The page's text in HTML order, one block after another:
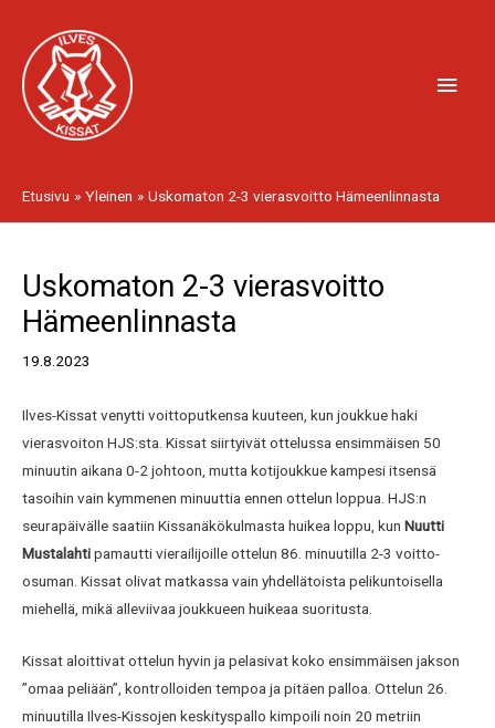
sisältöön
Etusivu Yleinen Uskomaton 2-3 vierasvoitto Hämeenlinnasta
Uskomaton 2-3 vierasvoitto
Hämeenlinnasta
19.8.2023
Ilves-Kissat venytti voittoputkensa kuuteen, kun joukkue haki
vierasvoiton HJS:sta. Kissat siirtyivät ottelussa ensimmäisen 50
minuutin aikana 0-2 johtoon, mutta kotijoukkue kampesi itsensä
tasoihin vain kymmenen minuuttia ennen ottelun loppua. HJS:n
seurapäivälle saatiin Kissanäkökulmasta huikea loppu, kun Nuutti
Mustalahtipamautti vierailijoille ottelun 86. minuutilla 2-3 voitto-
osuman. Kissat olivat matkassa vain yhdellätoista pelikuntoisella
miehellä, mikä alleviivaa joukkueen huikeaa suoritusta.
Kissat aloittivat ottelun hyvin ja pelasivat koko ensimmäisen jakson
”omaa peliään”, kontrolloiden tempoa ja pitäen palloa. Ottelun 26.
minuutilla Ilves-Kissojen keskityspallo kimpoili noin 20 metriin
selaus